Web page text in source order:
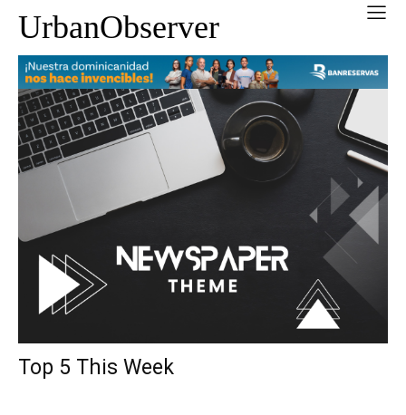
UrbanObserver
Top 5 This Week